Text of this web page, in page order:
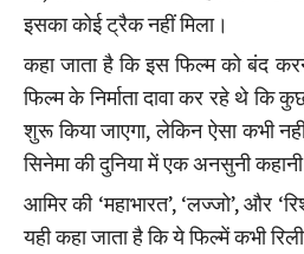
इसका कोई ट्रैक नहीं मिला।
कहा जाता है कि इस फिल्म को बंद
फिल्म के निर्माता दावा कर रहे थे कि
शुरू किया जाएगा, लेकिन ऐसा कभी
सिनेमा की दुनिया में एक अनसुनी
आमिर की ‘महाभारत’, ‘लज्जो’, और
यही कहा जाता है कि ये फिल्में कभी